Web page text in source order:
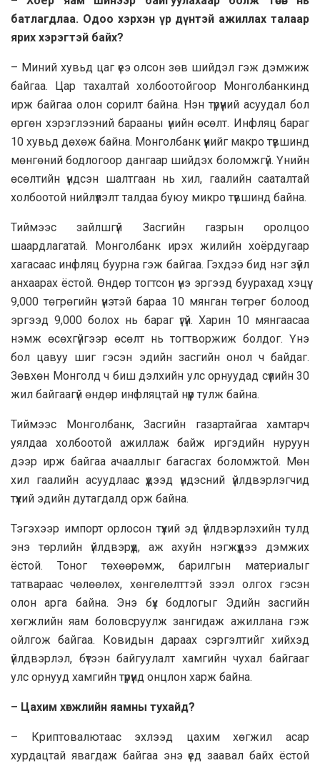
батлагдлаа. Одоо хэрхэн үр дүнтэй ажиллах талаар
ярих хэрэгтэй байх?
– Миний хувьд цаг үеэ олсон зөв шийдэл гэж дэмжиж
байгаа. Цар тахалтай холбоотойгоор Монголбанкинд
ирж байгаа олон сорилт байна. Нэн түрүүний асуудал бол
өргөн хэрэглээний барааны үнийн өсөлт. Инфляц бараг
10 хувьд дөхөж байна. Монголбанк үүнийг макро түвшинд
мөнгөний бодлогоор дангаар шийдэх боломжгүй. Үнийн
өсөлтийн үндсэн шалтгаан нь хил, гаалийн сааталтай
холбоотой нийлүүлэлт талдаа буюу микро түвшинд байна.
Тиймээс зайлшгүй Засгийн газрын оролцоо
шаардлагатай. Монголбанк ирэх жилийн хоёрдугаар
хагасаас инфляц буурна гэж байгаа. Гэхдээ бид нэг зүйл
анхаарах ёстой. Өндөр тогтсон үнэ эргээд буурахад хэцүү.
9,000 төгрөгийн үнэтэй бараа 10 мянган төгрөг болоод
эргээд 9,000 болох нь бараг үгүй. Харин 10 мянгаасаа
нэмж өсөхгүйгээр өсөлт нь тогтворжиж болдог. Үнэ
бол цавуу шиг гэсэн эдийн засгийн онол ч байдаг.
Зөвхөн Монголд ч биш дэлхийн улс орнуудад сүүлийн 30
жил байгаагүй өндөр инфляцтай нүүр тулж байна.
Тиймээс Монголбанк, Засгийн газартайгаа хамтарч
уялдаа холбоотой ажиллаж байж иргэдийн нуруун
дээр ирж байгаа ачааллыг багасгах боломжтой. Мөн
хил гаалийн асуудлаас үүдээд үндэсний үйлдвэрлэгчид
түүхий эдийн дутагдалд орж байна.
Тэгэхээр импорт орлосон түүхий эд үйлдвэрлэхийн тулд
энэ төрлийн үйлдвэрүүд, аж ахуйн нэгжүүдээ дэмжих
ёстой. Тоног төхөөрөмж, барилгын материалыг
татвараас чөлөөлөх, хөнгөлөлттэй зээл олгох гэсэн
олон арга байна. Энэ бүх бодлогыг Эдийн засгийн
хөгжлийн яам боловсруулж зангидаж ажиллана гэж
ойлгож байгаа. Ковидын дараах сэргэлтийг хийхэд
үйлдвэрлэл, бүтээн байгуулалт хамгийн чухал байгааг
улс орнууд хамгийн түрүүнд онцлон харж байна.
– Цахим хөгжлийн яамны тухайд?
– Криптовалютаас эхлээд цахим хөгжил асар
хурдацтай явагдаж байгаа энэ үед заавал байх ёстой